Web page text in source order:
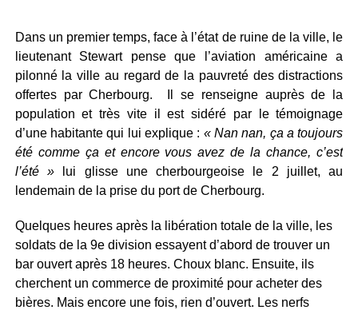
Dans un premier temps, face à l’état de ruine de la ville, le
lieutenant Stewart pense que l’aviation américaine a
pilonné la ville au regard de la pauvreté des distractions
offertes par Cherbourg. Il se renseigne auprès de la
population et très vite il est sidéré par le témoignage
d’une habitante qui lui explique : « Nan nan, ça a toujours
été comme ça et encore vous avez de la chance, c’est
l’été »
lui glisse une cherbourgeoise le 2 juillet, au
lendemain de la prise du port de Cherbourg.
Quelques heures après la libération totale de la ville, les
soldats de la 9e division essayent d’abord de trouver un
bar ouvert après 18 heures. Choux blanc. Ensuite, ils
cherchent un commerce de proximité pour acheter des
bières. Mais encore une fois, rien d’ouvert. Les nerfs